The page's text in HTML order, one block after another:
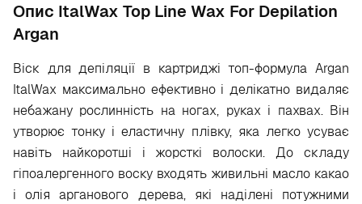
Опис ItalWax Top Line Wax For Depilation
Argan
Віск для депіляції в картриджі топ-формула Argan
ItalWax максимально ефективно і делікатно видаляє
небажану рослинність на ногах, руках і пахвах. Він
утворює тонку і еластичну плівку, яка легко усуває
навіть найкоротші і жорсткі волоски. До складу
гіпоалергенного воску входять живильні масло какао
і олія арганового дерева, які наділені потужними